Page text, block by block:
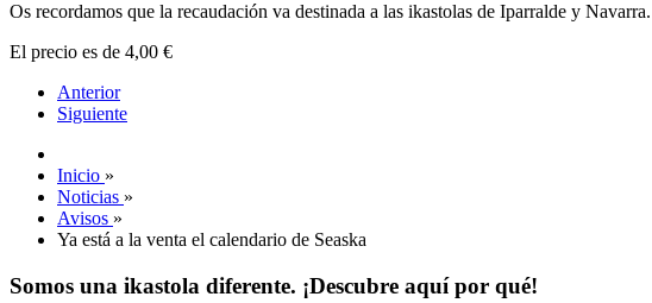
Os recordamos que la recaudación va destinada a las ikastolas de Iparralde y Navarra.
El precio es de 4,00 €
Anterior
Siguiente
Inicio »
Noticias »
Avisos »
Ya está a la venta el calendario de Seaska
Somos una ikastola diferente. ¡Descubre aquí por qué!